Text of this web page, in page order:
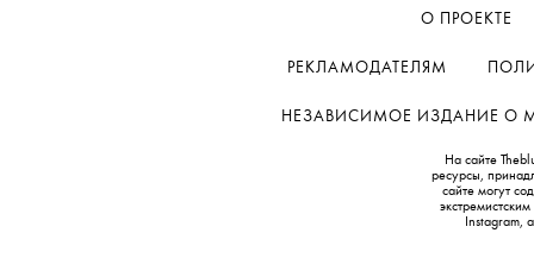
О ПРОЕКТЕ
РЕКЛАМОДАТЕЛЯМ
НЕЗАВИСИМОЕ ИЗДАНИЕ О
На сайте
ресурсы,
сайте могут
Instagram,